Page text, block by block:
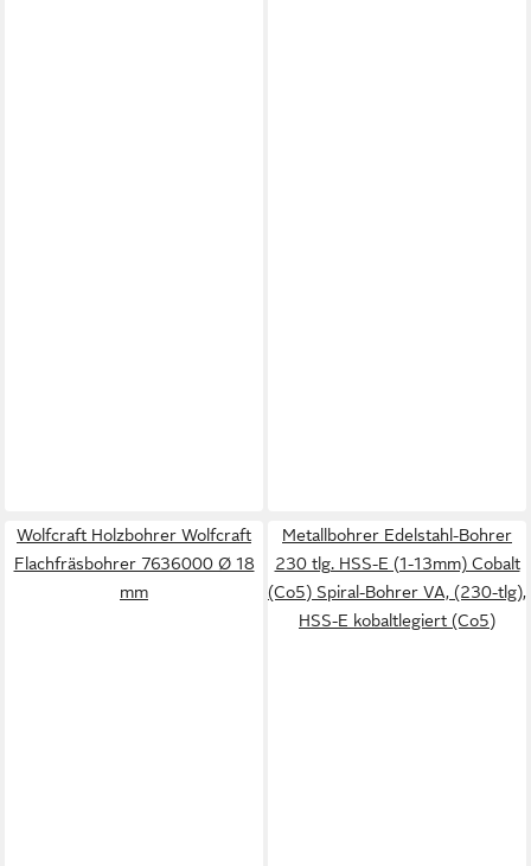
Wolfcraft Holzbohrer Wolfcraft
Flachfräsbohrer 7636000 Ø 18
mm
Metallbohrer Edelstahl-Bohrer
230 tlg. HSS-E (1-13mm) Cobalt
(Co5) Spiral-Bohrer VA, (230-tlg),
HSS-E kobaltlegiert (Co5)